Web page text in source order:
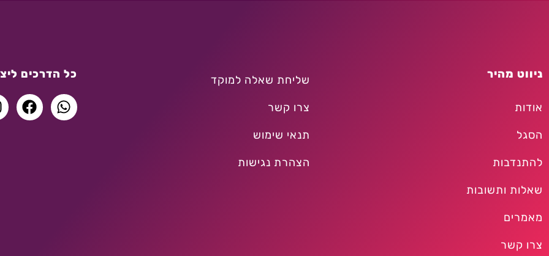
ניווט מהיר
אודות
הסגל
להתנדבות
שאלות ותשובות
מאמרים
צרו קשר
שליחת שאלה למוקד
צרו קשר
תנאי שימוש
הצהרת נגישות
כל הדרכים